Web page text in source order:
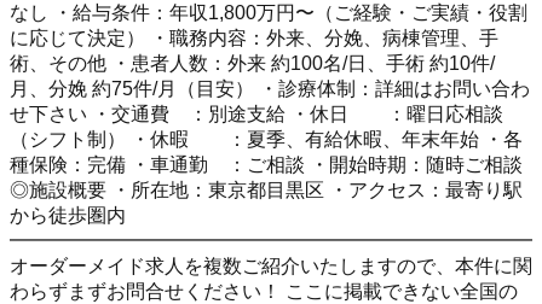
なし ・給与条件：年収1,800万円〜（ご経験・ご実績・役割
に応じて決定） ・職務内容：外来、分娩、病棟管理、手
術、その他 ・患者人数：外来 約100名/日、手術 約10件/
月、分娩 約75件/月（目安） ・診療体制：詳細はお問い合わ
せ下さい ・交通費 ：別途支給 ・休日 ：曜日応相談
（シフト制） ・休暇 ：夏季、有給休暇、年末年始 ・各
種保険：完備 ・車通勤 ：ご相談 ・開始時期：随時ご相談
◎施設概要 ・所在地：東京都目黒区 ・アクセス：最寄り駅
から徒歩圏内
━━━━━━━━━━━━━━━━━━━━━━━━━━━
オーダーメイド求人を複数ご紹介いたしますので、本件に関
わらずまずお問合せください！ ここに掲載できない全国の